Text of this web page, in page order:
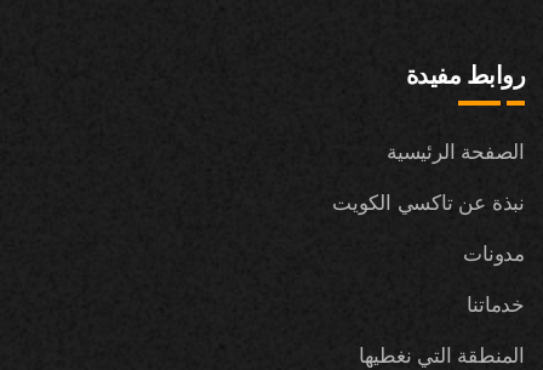
روابط مفيدة
الصفحة الرئيسية
نبذة عن تاكسي الكويت
مدونات
خدماتنا
المنطقة التي نغطيها